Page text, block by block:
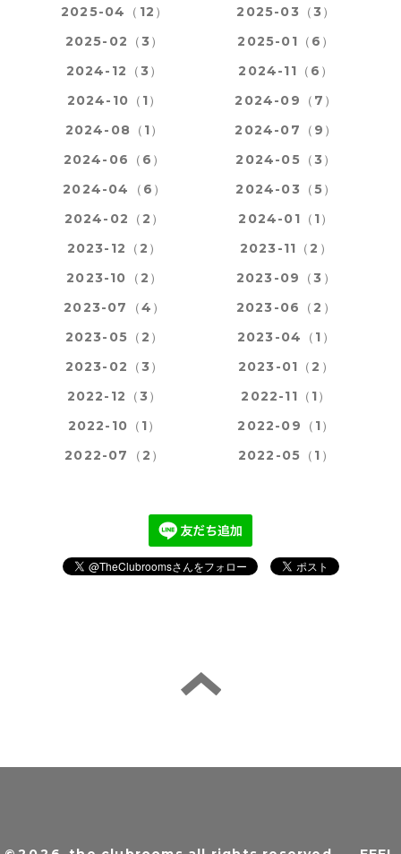
2025-04（12）
2025-03（3）
2025-02（3）
2025-01（6）
2024-12（3）
2024-11（6）
2024-10（1）
2024-09（7）
2024-08（1）
2024-07（9）
2024-06（6）
2024-05（3）
2024-04（6）
2024-03（5）
2024-02（2）
2024-01（1）
2023-12（2）
2023-11（2）
2023-10（2）
2023-09（3）
2023-07（4）
2023-06（2）
2023-05（2）
2023-04（1）
2023-02（3）
2023-01（2）
2022-12（3）
2022-11（1）
2022-10（1）
2022-09（1）
2022-07（2）
2022-05（1）